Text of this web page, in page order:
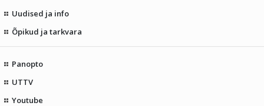
Uudised ja info
Õpikud ja tarkvara
Panopto
UTTV
Youtube